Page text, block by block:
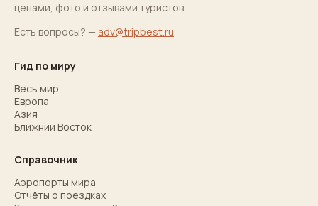
ценами, фото и отзывами туристов.
Есть вопросы? — adv@tripbest.ru
Гид по миру
Весь мир
Европа
Азия
Ближний Восток
Справочник
Аэропорты мира
Отчёты о поездках